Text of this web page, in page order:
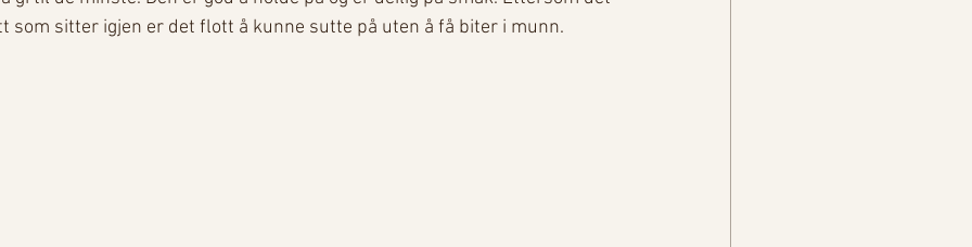
som sitter igjen er det flott å kunne sutte på uten å få biter i munn.